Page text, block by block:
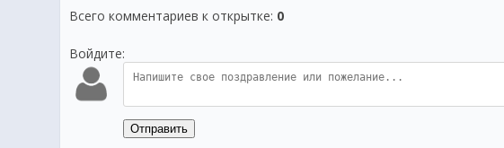
Всего комментариев к открытке: 0
Войдите:
Отправить